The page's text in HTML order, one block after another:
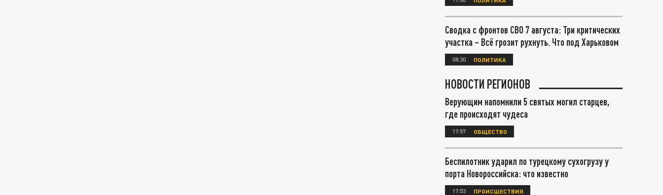
Сводка с фронтов СВО 7 августа: Три критических
участка – Всё грозит рухнуть. Что под Харьковом
08:30 ПОЛИТИКА
НОВОСТИ РЕГИОНОВ
Верующим напомнили 5 святых могил старцев,
где происходят чудеса
17:57 ОБЩЕСТВО
Беспилотник ударил по турецкому сухогрузу у
порта Новороссийска: что известно
17:53 ПРОИСШЕСТВИЯ